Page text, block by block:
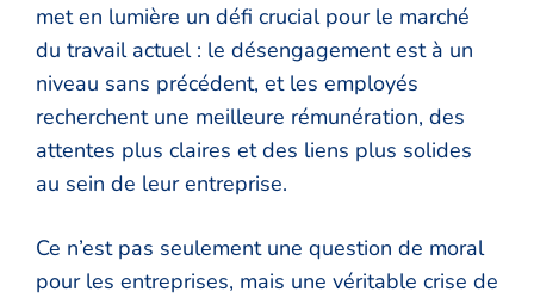
met en lumière un défi crucial pour le marché
du travail actuel : le désengagement est à un
niveau sans précédent, et les employés
recherchent une meilleure rémunération, des
attentes plus claires et des liens plus solides
au sein de leur entreprise.
Ce n’est pas seulement une question de moral
pour les entreprises, mais une véritable crise de